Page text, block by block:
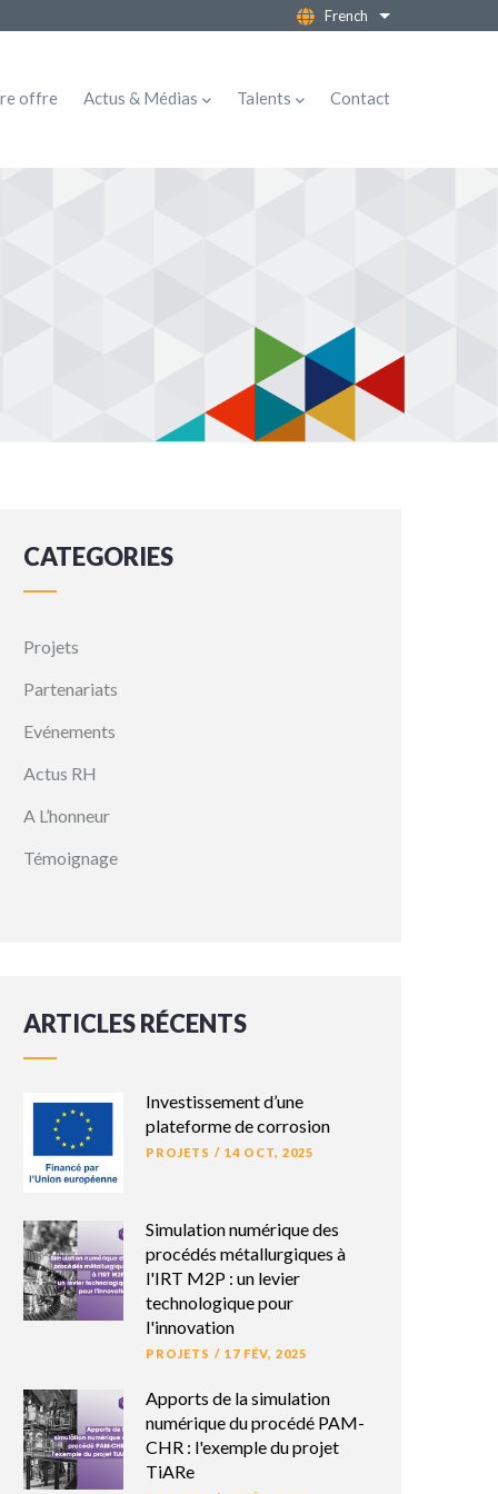
French Lister les actions
offre Actus & Médias Talents Contact
CATEGORIES
Projets
Partenariats
Evénements
Actus RH
A L’honneur
Témoignage
ARTICLES RÉCENTS
Investissement d’une
plateforme de corrosion
PROJETS / 14 OCT, 2025
Simulation numérique des
procédés métallurgiques à
l'IRT M2P : un levier
technologique pour
l'innovation
PROJETS / 17 FÉV, 2025
Apports de la simulation
numérique du procédé PAM-
CHR : l'exemple du projet
TiARe